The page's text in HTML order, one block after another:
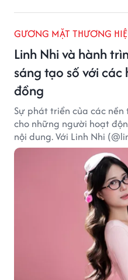
GƯƠNG MẶT THƯƠNG
Linh Nhi và hành
sáng tạo số với
đồng
Sự phát triển của các
cho những người hoạt
nội dung. Với Linh Nhi
triển nội dung trên mạng
các dự án truyền thông
đồng. Hiện cô hoạt động
lifestyle và fashion, đồng
trình, sự kiện liên quan